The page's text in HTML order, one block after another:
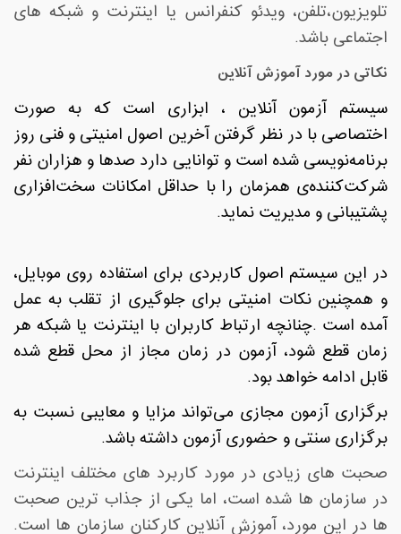
تلویزیون،تلفن، ویدئو کنفرانس یا اینترنت و شبکه های
اجتماعی باشد.
نکاتی در مورد آموزش آنلاین
سیستم آزمون آنلاین ، ابزاری است که به صورت
اختصاصی با در نظر گرفتن آخرین اصول امنیتی و فنی روز
برنامه‌نویسی شده است و توانایی دارد صدها و هزاران نفر
شرکت‌کننده‌ی همزمان را با حداقل امکانات سخت‌افزاری
پشتیبانی و مدیریت نماید.
در این سیستم اصول کاربردی برای استفاده روی موبایل،
و همچنین نکات امنیتی برای جلوگیری از تقلب به عمل
آمده است .چنانچه ارتباط کاربران با اینترنت یا شبکه هر
زمان قطع شود، آزمون در زمان مجاز از محل قطع شده
قابل ادامه خواهد بود.
برگزاری آزمون مجازی می‌تواند مزایا و معایبی نسبت به
برگزاری سنتی و حضوری آزمون داشته باشد.
صحبت های زیادی در مورد کاربرد های مختلف اینترنت
در سازمان ها شده است، اما یکی از جذاب ترین صحبت
ها در این مورد، آموزش آنلاین کارکنان سازمان ها است.